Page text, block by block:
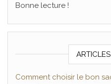
Bonne lecture !
Comment choisir le bon